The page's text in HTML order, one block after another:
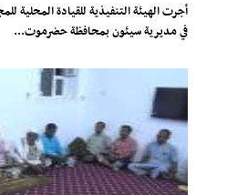
أجرت الهيئة التنفيذية للقيادة المحلية
في مديرية سيئون بمحافظة حضرموت...